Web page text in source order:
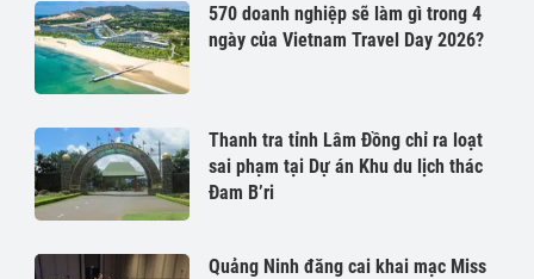
570 doanh nghiệp sẽ làm gì trong 4
ngày của Vietnam Travel Day 2026?
Thanh tra tỉnh Lâm Đồng chỉ ra loạt
sai phạm tại Dự án Khu du lịch thác
Đam B’ri
Quảng Ninh đăng cai khai mạc Miss